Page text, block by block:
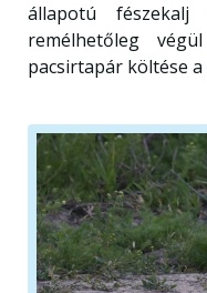
állapotú fészekalj
remélhetőleg
pacsirtapár költése